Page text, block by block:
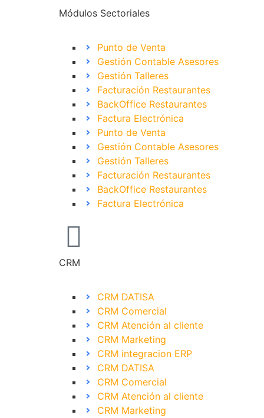
Módulos Sectoriales
Punto de Venta
Gestión Contable Asesores
Gestión Talleres
Facturación Restaurantes
BackOffice Restaurantes
Factura Electrónica
Punto de Venta
Gestión Contable Asesores
Gestión Talleres
Facturación Restaurantes
BackOffice Restaurantes
Factura Electrónica
CRM
CRM DATISA
CRM Comercial
CRM Atención al cliente
CRM Marketing
CRM integracion ERP
CRM DATISA
CRM Comercial
CRM Atención al cliente
CRM Marketing